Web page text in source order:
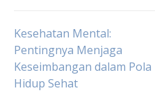
Post
navigation
Kesehatan Mental:
Pentingnya Menjaga
Keseimbangan dalam Pola
Hidup Sehat